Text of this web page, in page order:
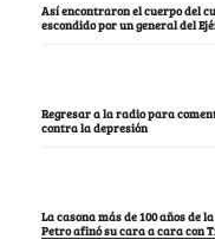
Así encontraron el cuerpo del
escondido por un general del
Regresar a la radio para
contra la depresión
La casona más de 100 años de
Petro afinó su cara a cara con